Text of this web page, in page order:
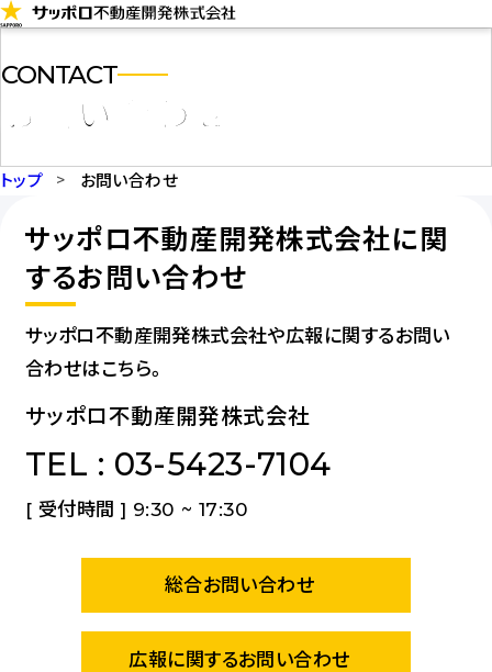
コ
テ
に
お問い合わせ
CONTACT
トップ お問い合わせ
サッポロ不動産開発株式会社に関
するお問い合わせ
サッポロ不動産開発株式会社や広報に関するお問い
合わせはこちら。
サッポロ不動産開発株式会社
TEL : 03-5423-7104
[ 受付時間 ] 9:30 ~ 17:30
総合お問い合わせ
広報に関するお問い合わせ